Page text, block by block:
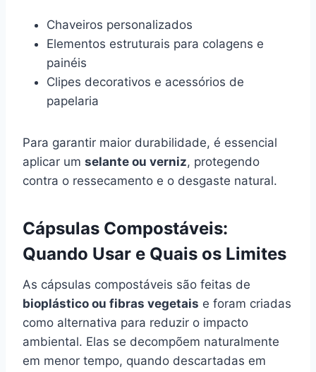
Chaveiros personalizados
Elementos estruturais para colagens e
painéis
Clipes decorativos e acessórios de
papelaria
Para garantir maior durabilidade, é essencial
aplicar um selante ou verniz, protegendo
contra o ressecamento e o desgaste natural.
Cápsulas Compostáveis:
Quando Usar e Quais os Limites
As cápsulas compostáveis são feitas de
bioplástico ou fibras vegetais e foram criadas
como alternativa para reduzir o impacto
ambiental. Elas se decompõem naturalmente
em menor tempo, quando descartadas em